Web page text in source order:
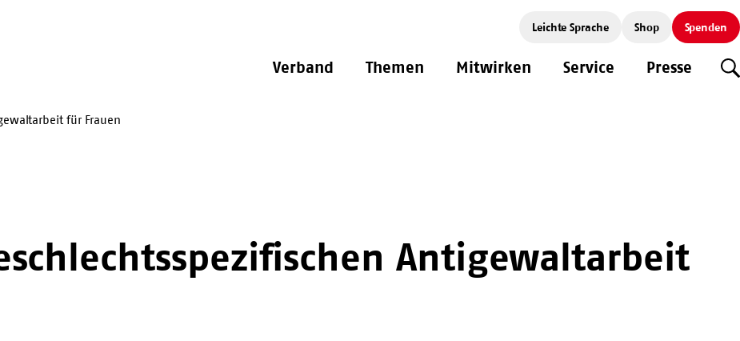
Leichte Sprache Shop Spenden
Verband Themen Mitwirken Service Presse
für Frauen
Antigewaltarbeit